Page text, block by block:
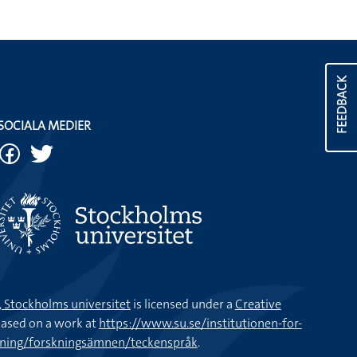
FEEDBACK
MEDIER
universitetis licensed under aCreative
on a work athttps://www.su.se/institutionen-for-
forskningsämnen/teckenspråk.